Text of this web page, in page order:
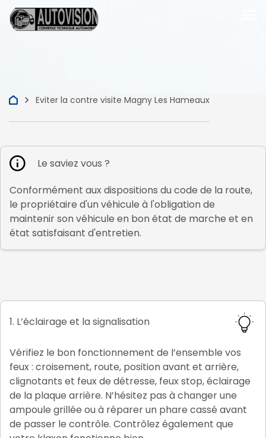
keyboard_arrow_right Eviter la contre visite Magny Les Hameaux
Le saviez vous ?
Conformément aux dispositions du code de la route,
le propriétaire d'un véhicule à l'obligation de
maintenir son véhicule en bon état de marche et en
état satisfaisant d'entretien.
1. L’éclairage et la signalisation
Vérifiez le bon fonctionnement de l’ensemble vos
feux : croisement, route, position avant et arrière,
clignotants et feux de détresse, feux stop, éclairage
de la plaque arrière. N’hésitez pas à changer une
ampoule grillée ou à réparer un phare cassé avant
de passer le contrôle. Contrôlez également que